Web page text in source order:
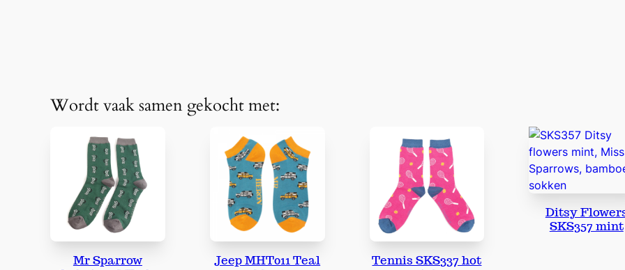
Wordt vaak samen gekocht met:
Mr Sparrow
Jeep MHT011 Teal
Tennis SKS337 hot
Ditsy
SKS357 mint